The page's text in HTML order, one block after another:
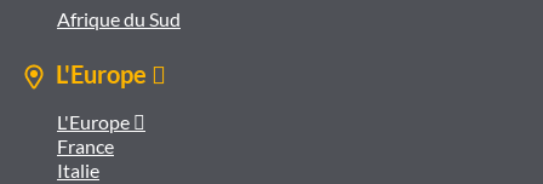
Afrique du Sud
L'Europe 
L'Europe 
France
Italie